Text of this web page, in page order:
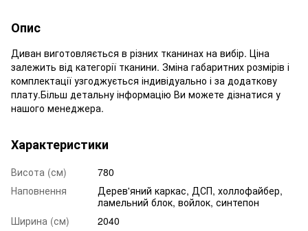
Опис
Диван виготовляється в різних тканинах на вибір. Ціна
залежить від категорії тканини. Зміна габаритних розмірів і
комплектації узгоджується індивідуально і за додаткову
плату.Більш детальну інформацію Ви можете дізнатися у
нашого менеджера.
Характеристики
Висота (см)
780
Наповнення
Дерев'яний каркас, ДСП, холлофайбер,
ламельний блок, войлок, синтепон
Ширина (см)
2040